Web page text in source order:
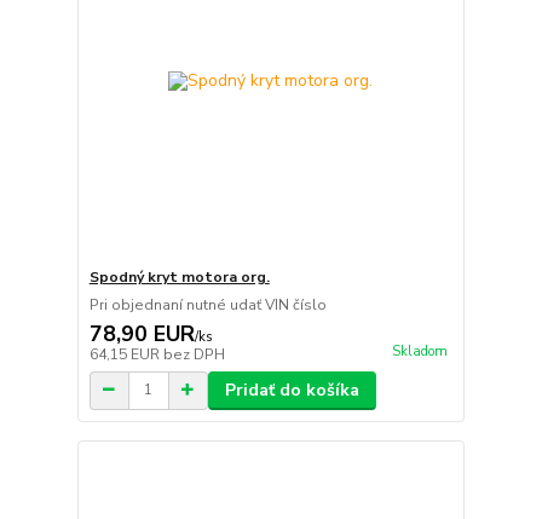
Spodný kryt motora org.
Pri objednaní nutné udať VIN číslo
78,90 EUR/ks
64,15 EUR bez DPH Skladom
Pridať do košíka